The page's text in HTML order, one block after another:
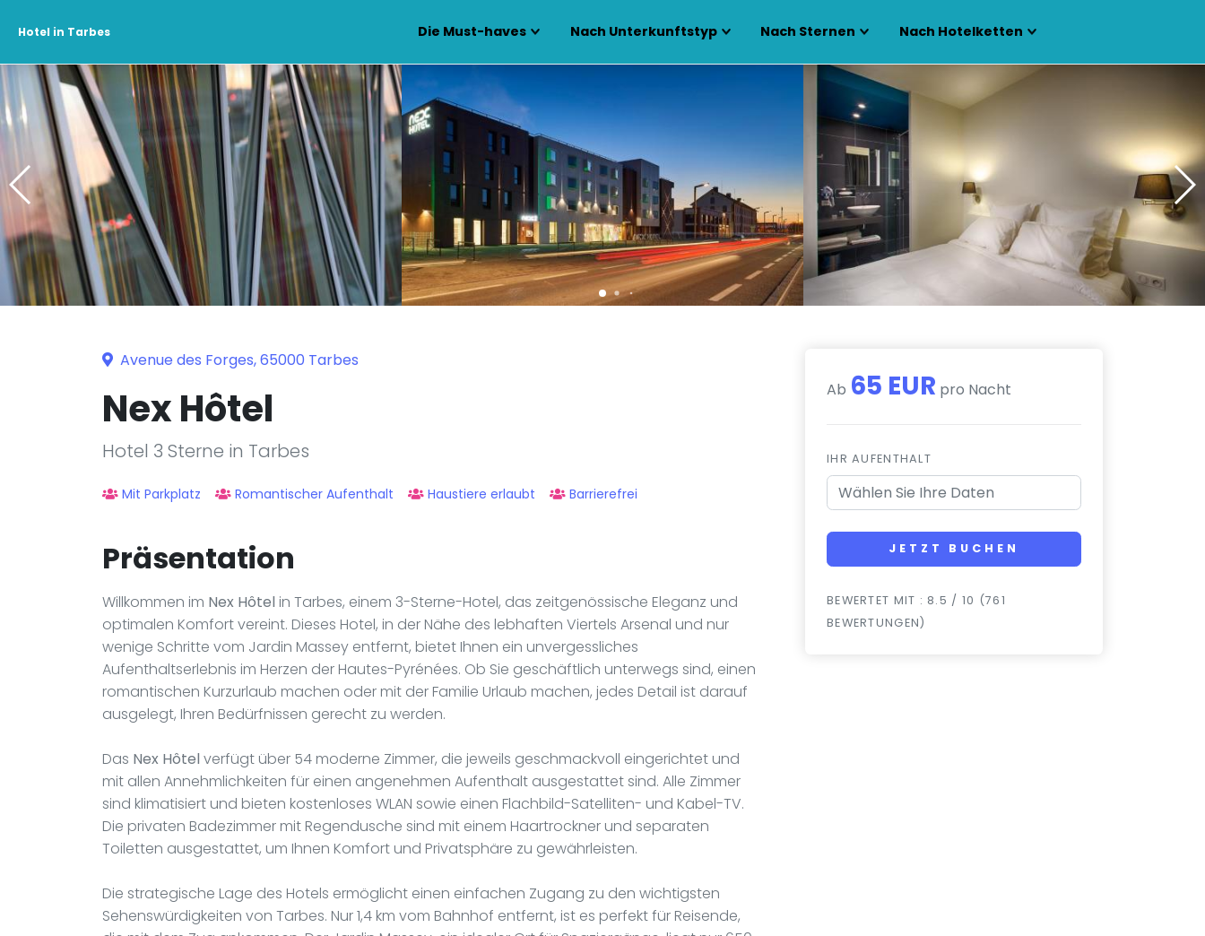
Hotel in Tarbes Die Must-haves Nach Unterkunftstyp Nach Sternen Nach Hotelketten
Avenue des Forges, 65000 Tarbes
Nex Hôtel
Hotel 3 Sterne in Tarbes
Mit Parkplatz Romantischer Aufenthalt Haustiere erlaubt Barrierefrei
Präsentation
Willkommen im Nex Hôtel in Tarbes, einem 3-Sterne-Hotel, das zeitgenössische Eleganz und
optimalen Komfort vereint. Dieses Hotel, in der Nähe des lebhaften Viertels Arsenal und nur
wenige Schritte vom Jardin Massey entfernt, bietet Ihnen ein unvergessliches
Aufenthaltserlebnis im Herzen der Hautes-Pyrénées. Ob Sie geschäftlich unterwegs sind, einen
romantischen Kurzurlaub machen oder mit der Familie Urlaub machen, jedes Detail ist darauf
ausgelegt, Ihren Bedürfnissen gerecht zu werden.
Das Nex Hôtel verfügt über 54 moderne Zimmer, die jeweils geschmackvoll eingerichtet und
mit allen Annehmlichkeiten für einen angenehmen Aufenthalt ausgestattet sind. Alle Zimmer
sind klimatisiert und bieten kostenloses WLAN sowie einen Flachbild-Satelliten- und Kabel-TV.
Die privaten Badezimmer mit Regendusche sind mit einem Haartrockner und separaten
Toiletten ausgestattet, um Ihnen Komfort und Privatsphäre zu gewährleisten.
Die strategische Lage des Hotels ermöglicht einen einfachen Zugang zu den wichtigsten
Sehenswürdigkeiten von Tarbes. Nur 1,4 km vom Bahnhof entfernt, ist es perfekt für Reisende,
Ab 65 EUR pro Nacht
IHR AUFENTHALT
JETZT BUCHEN
BEWERTET MIT : 8.5 / 10 (761
BEWERTUNGEN)